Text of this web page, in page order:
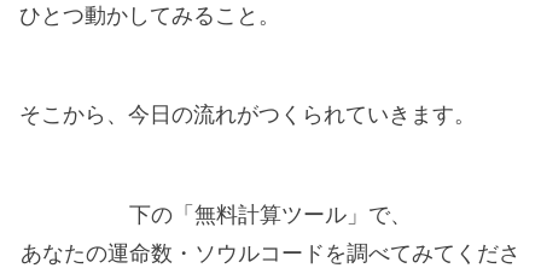
ひとつ動かしてみること。
そこから、今日の流れがつくられていきます。
下の「無料計算ツール」で、
あなたの運命数・ソウルコードを調べてみてくださ